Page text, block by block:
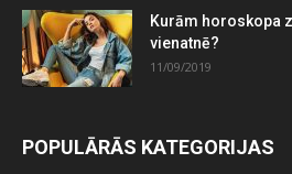
Kurām horoskopa
vienatnē?
11/09/2019
POPULĀRĀS KATEGORIJAS